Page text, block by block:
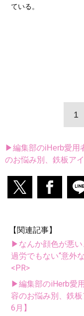
ている。
1
▶編集部のiHerb愛用
のお悩み別、鉄板ア
【関連記事】
▶なんか顔色が悪い
過労でもない“意外
<PR>
▶編集部のiHerb愛
容のお悩み別、鉄
6月】